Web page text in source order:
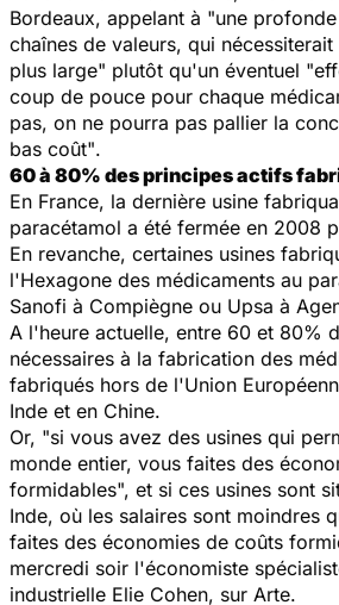
Bordeaux, appelant à "une
chaînes de valeurs, qui
plus large" plutôt qu'un éventuel "
coup de pouce pour chaque
pas, on ne pourra pas pallier la
bas coût".
60 à 80% des principes actifs
En France, la dernière usine
paracétamol a été fermée en 2008
En revanche, certaines usines
l'Hexagone des médicaments au
Sanofi à Compiègne ou Upsa à
A l'heure actuelle, entre 60 et 80%
nécessaires à la fabrication des
fabriqués hors de l'Union
Inde et en Chine.
Or, "si vous avez des usines qui
monde entier, vous faites des
formidables", et si ces usines sont
Inde, où les salaires sont moindres
faites des économies de coûts
mercredi soir l'économiste
industrielle Elie Cohen, sur Arte.